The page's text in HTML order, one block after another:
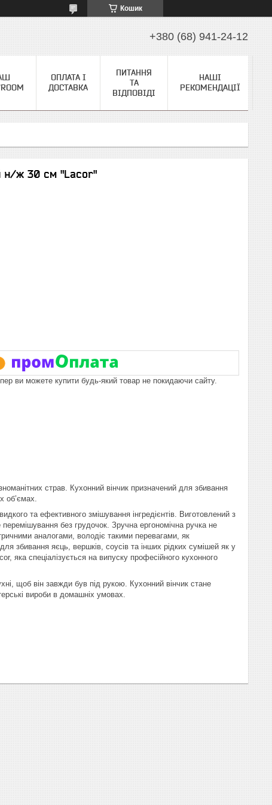
Кошик
+380 (68) 941-24-12
ОПЛАТА І
ДОСТАВКА
ПИТАННЯ
ТА
ВІДПОВІДІ
НАШІ
РЕКОМЕНДАЦІЇ
н/ж 30 см "Lacor"
ви можете купити будь-який товар не покидаючи сайту.
страв. Кухонний вінчик призначений для збивання
об’ємах.
та ефективного змішування інгредієнтів. Виготовлений з
перемішування без грудочок. Зручна ергономічна ручка не
аналогами, володіє такими перевагами, як
збивання яєць, вершків, соусів та інших рідких сумішей як у
яка спеціалізується на випуску професійного кухонного
щоб він завжди був під рукою. Кухонний вінчик стане
вироби в домашніх умовах.